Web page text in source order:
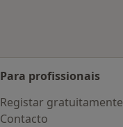
Para profissionais
Registar gratuitamente
Contacto